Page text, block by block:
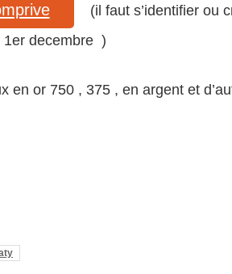
(il faut s’identifier ou
1er decembre )
en or 750 , 375 , en argent et